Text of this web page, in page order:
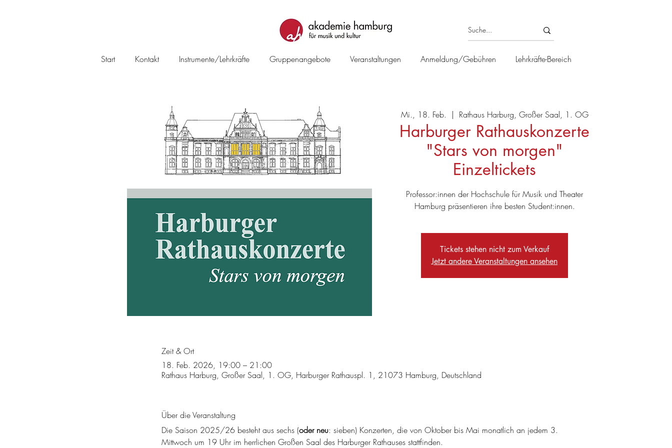
Start Kontakt Instrumente/Lehrkräfte Gruppenangebote Veranstaltungen Anmeldung/Gebühren Lehrkräfte-Bereich
Mi., 18. Feb.
  |
Rathaus Harburg, Großer Saal, 1. OG
Harburger Rathauskonzerte
"Stars von morgen"
Einzeltickets
Professor:innen der Hochschule für Musik und Theater
Hamburg präsentieren ihre besten Student:innen.
Tickets stehen nicht zum Verkauf
Jetzt andere Veranstaltungen ansehen
Zeit & Ort
18. Feb. 2026, 19:00 – 21:00
Rathaus Harburg, Großer Saal, 1. OG, Harburger Rathauspl. 1, 21073 Hamburg, Deutschland
Über die Veranstaltung
Die Saison 2025/26 besteht aus sechs (oder neu: sieben) Konzerten, die von Oktober bis Mai monatlich an jedem 3.
Mittwoch um 19 Uhr im herrlichen Großen Saal des Harburger Rathauses stattfinden.